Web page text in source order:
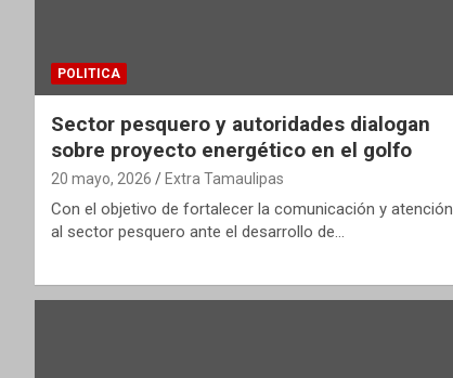
POLITICA
Sector pesquero y autoridades dialogan
sobre proyecto energético en el golfo
20 mayo, 2026 Extra Tamaulipas
Con el objetivo de fortalecer la comunicación y atención
al sector pesquero ante el desarrollo de…